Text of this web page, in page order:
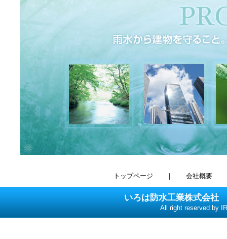
トップページ ｜ 会社概要
いろは防水工業株式会社
All right reserved by